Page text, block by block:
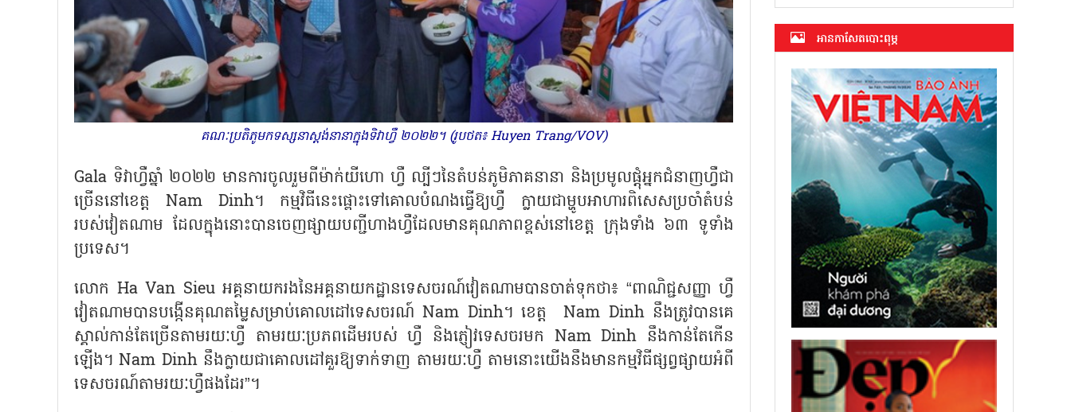
គណៈប្រតិភូមកទស្សនាស្តង់នានាក្នុងទិវាហ្វឺ ២០២២។ (រូបថត៖ Huyen Trang/VOV)
Gala ទិវាហ្វឺឆ្នាំ ២០២២ មានការចូលរួមពីម៉ាក់យីហោ ហ្វឺ ល្បីៗនៃតំបន់ភូមិភាគនានា និងប្រមូលផ្តុំអ្នកជំនាញហ្វឺជា
ច្រើននៅខេត្ត Nam Dinh។ កម្មវិធីនេះផ្ពោះទៅគោលបំណងធ្វើឱ្យហ្វឺ ក្លាយជាម្ហូបអាហារពិសេសប្រចាំតំបន់
របស់វៀតណាម ដែលក្នុងនោះបានចេញផ្សាយបញ្ជីហាងហ្វឺដែលមានគុណភាពខ្ពស់នៅខេត្ត ក្រុងទាំង ៦៣ ទូទាំង
ប្រទេស។
លោក Ha Van Sieu អគ្គនាយករងនៃអគ្គនាយកដ្ឋានទេសចរណ៍វៀតណាមបានចាត់ទុកថា៖ “ពាណិជ្ជសញ្ញា ហ្វឺ
វៀតណាមបានបង្កើនគុណតម្លៃសម្រាប់គោលដៅទេសចរណ៍Nam Dinh។ ខេត្តNam Dinh នឹងត្រូវបានគេ
ស្គាល់កាន់តែច្រើនតាមរយៈហ្វឺ តាមរយៈប្រភពដើមរបស់ ហ្វឺ និងភ្ញៀវទេសចរមក Nam Dinh នឹងកាន់តែកើន
ឡើង។Nam Dinh នឹងក្លាយជាគោលដៅគួរឱ្យទាក់ទាញ តាមរយៈហ្វឺ តាមនោះយើងនឹងមានកម្មវិធីផ្សព្វផ្សាយអំពី
ទេសចរណ៍តាមរយៈហ្វឺផងដែរ”។
អាន​កាសែត​បោះពុម្ភ